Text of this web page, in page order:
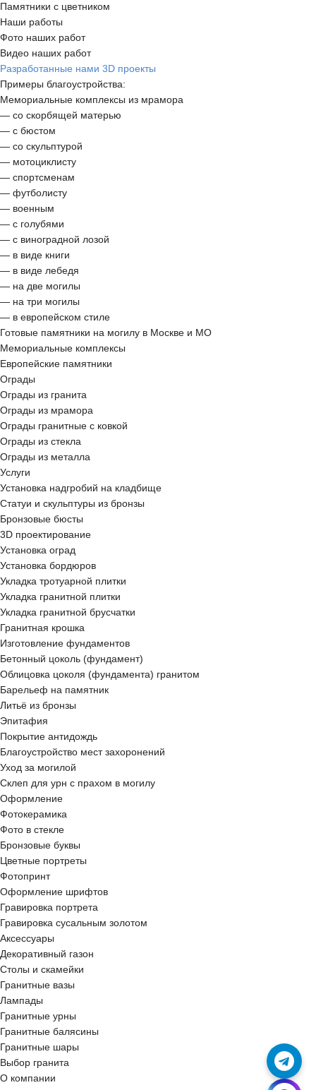
Памятники с цветником
Наши работы
Фото наших работ
Видео наших работ
Разработанные нами 3D проекты
Примеры благоустройства:
Мемориальные комплексы из мрамора
— со скорбящей матерью
— с бюстом
— со скульптурой
— мотоциклисту
— спортсменам
— футболисту
— военным
— с голубями
— с виноградной лозой
— в виде книги
— в виде лебедя
— на две могилы
— на три могилы
— в европейском стиле
Готовые памятники на могилу в Москве и МО
Мемориальные комплексы
Европейские памятники
Ограды
Ограды из гранита
Ограды из мрамора
Ограды гранитные с ковкой
Ограды из стекла
Ограды из металла
Услуги
Установка надгробий на кладбище
Статуи и скульптуры из бронзы
Бронзовые бюсты
3D проектирование
Установка оград
Установка бордюров
Укладка тротуарной плитки
Укладка гранитной плитки
Укладка гранитной брусчатки
Гранитная крошка
Изготовление фундаментов
Бетонный цоколь (фундамент)
Облицовка цоколя (фундамента) гранитом
Барельеф на памятник
Литьё из бронзы
Эпитафия
Покрытие антидождь
Благоустройство мест захоронений
Уход за могилой
Склеп для урн с прахом в могилу
Оформление
Фотокерамика
Фото в стекле
Бронзовые буквы
Цветные портреты
Фотопринт
Оформление шрифтов
Гравировка портрета
Гравировка сусальным золотом
Аксессуары
Декоративный газон
Столы и скамейки
Гранитные вазы
Лампады
Гранитные урны
Гранитные балясины
Гранитные шары
Выбор гранита
О компании